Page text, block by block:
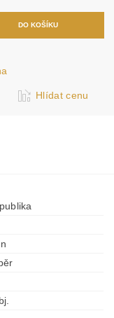
Hlídat cenu